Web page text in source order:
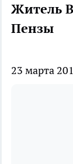
Житель
Пензы
23 марта